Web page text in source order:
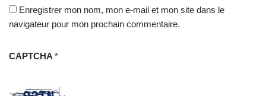
Enregistrer mon nom, mon e-mail et mon site dans le
navigateur pour mon prochain commentaire.
CAPTCHA *